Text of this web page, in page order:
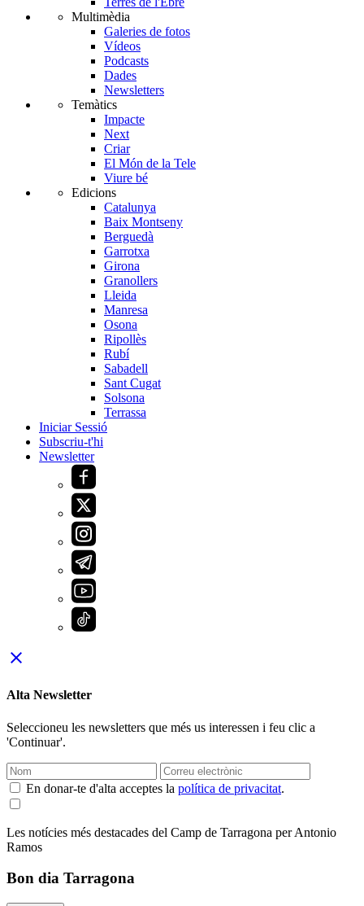
Multimèdia
Galeries de fotos
Vídeos
Podcasts
Dades
Newsletters
Temàtics
Impacte
Next
Criar
El Món de la Tele
Viure bé
Edicions
Catalunya
Baix Montseny
Berguedà
Garrotxa
Girona
Granollers
Lleida
Manresa
Osona
Ripollès
Rubí
Sabadell
Sant Cugat
Solsona
Terrassa
Iniciar Sessió
Subscriu-t'hi
Newsletter
close
Alta Newsletter
Seleccioneu les newsletters que més us interessen i feu clic a
'Continuar'.
En donar-te d'alta acceptes la política de privacitat.
Les notícies més destacades del Camp de Tarragona per Antonio
Ramos
Bon dia Tarragona